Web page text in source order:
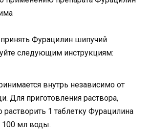
Фурацилин шипучий
следующим инструкциям:
внутрь независимо от
Для приготовления раствора,
растворить 1 таблетку Фурацилина
100 мл воды.